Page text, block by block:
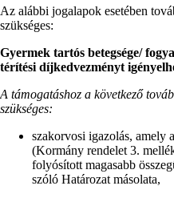
Az alábbi jogalapok esetében
szükséges:
Gyermek tartós betegsége/
térítési díjkedvezményt
A támogatáshoz a következő
szükséges:
szakorvosi igazolás, amely
(Kormány rendelet 3.
folyósított magasabb
szóló Határozat másolata,